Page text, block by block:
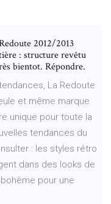
2012/2013
: structure revêtu
bientot. Répondre.
La Redoute
et même marque
unique pour toute la
tendances du
: les styles rétro
dans des looks de
pour une